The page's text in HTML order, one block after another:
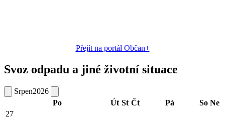
Přejít na portál Občan+
Svoz odpadu a jiné životní situace
Srpen2026
Po
Út St Čt Pá So Ne
27